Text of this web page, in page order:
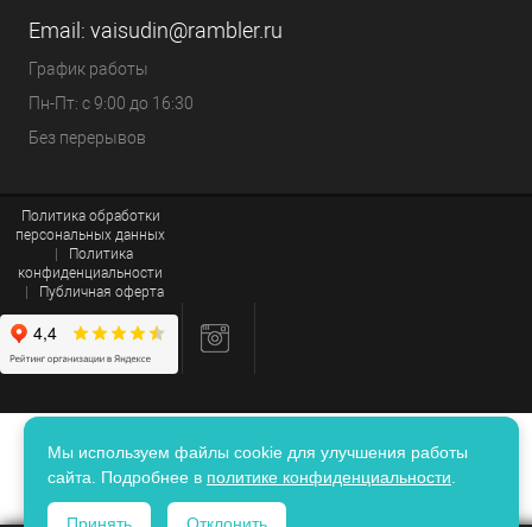
Мы используем файлы cookie для улучшения работы
сайта. Подробнее в политике конфиденциальности
Email: vaisudin@rambler.ru
График работы
Пн-Пт: с 9:00 до 16:30
Без перерывов
Политика обработки
персональных данных
Политика
конфиденциальности
Публичная оферта